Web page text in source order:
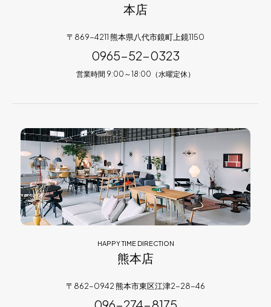
本店
〒869-4211 熊本県八代市鏡町上鏡1150
0965-52-0323
営業時間 9:00～18:00（水曜定休）
HAPPY TIME DIRECTION
熊本店
〒862-0942 熊本市東区江津2-28-46